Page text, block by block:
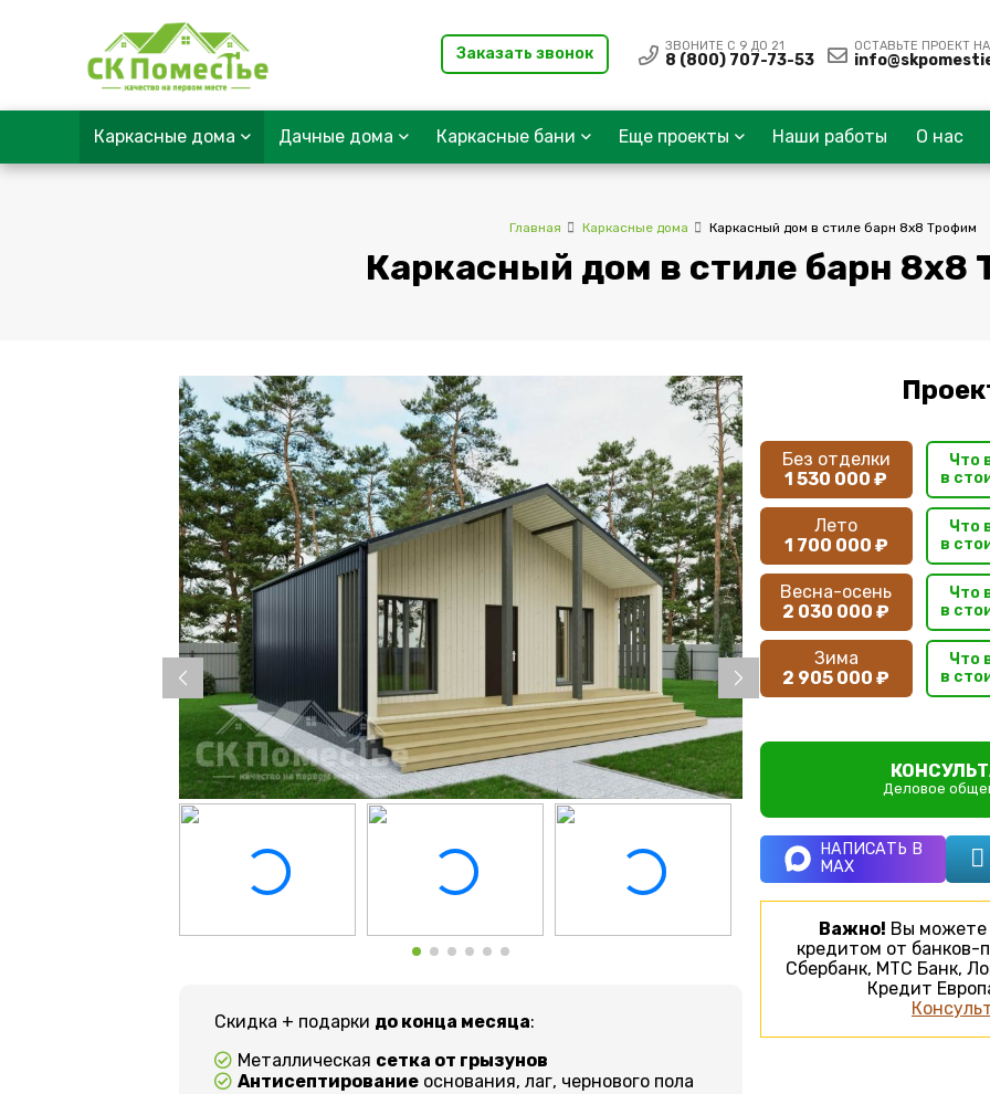
Заказать звонок ЗВОНИТЕ С 9 ДО 21
8 (800) 707-73-53
ОСТАВЬТЕ ПРОЕКТ
Каркасные дома Дачные дома Каркасные бани Еще проекты Наши работы О нас
Каркасный дом в стиле барн 8x8
Главная Каркасные дома Каркасный дом в стиле барн 8x8 Трофим
Скидка + подарки до конца месяца:
Металлическая сетка от грызунов
Антисептированиеоснования, лаг, чернового пола
Без отделки
1 530 000 ₽
Что
в
Лето
1 700 000 ₽
Что
в
Весна-осень
2 030 000 ₽
Что
в
Зима
2 905 000 ₽
Что
в
Деловое
НАПИСАТЬ В
MAX
Важно! Вы можете
кредитом от банков-
Сбербанк, МТС Банк,
Кредит